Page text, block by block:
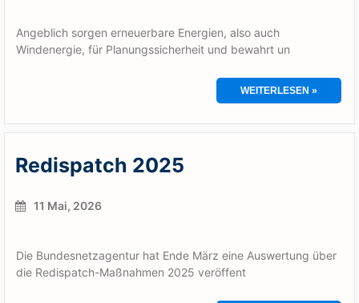
Angeblich sorgen erneuerbare Energien, also auch
Windenergie, für Planungssicherheit und bewahrt un
WEITERLESEN »
Redispatch 2025
11 Mai, 2026
Die Bundesnetzagentur hat Ende März eine Auswertung über
die Redispatch-Maßnahmen 2025 veröffent